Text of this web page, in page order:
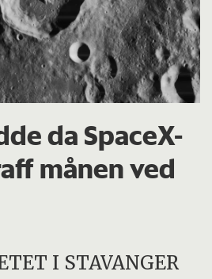
da SpaceX-
månen ved
I STAVANGER